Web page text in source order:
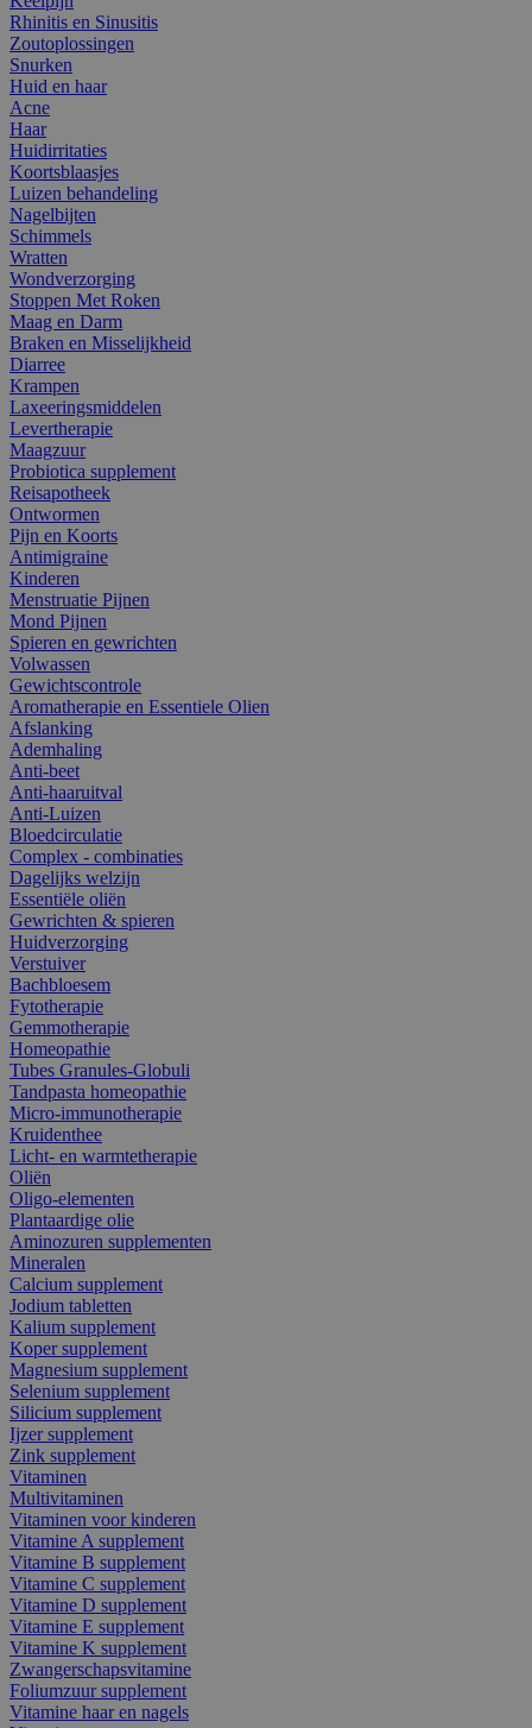
Rhinitis en Sinusitis
Zoutoplossingen
Snurken
Huid en haar
Acne
Haar
Huidirritaties
Koortsblaasjes
Luizen behandeling
Nagelbijten
Schimmels
Wratten
Wondverzorging
Stoppen Met Roken
Maag en Darm
Braken en Misselijkheid
Diarree
Krampen
Laxeeringsmiddelen
Levertherapie
Maagzuur
Probiotica supplement
Reisapotheek
Ontwormen
Pijn en Koorts
Antimigraine
Kinderen
Menstruatie Pijnen
Mond Pijnen
Spieren en gewrichten
Volwassen
Gewichtscontrole
Aromatherapie en Essentiele Olien
Afslanking
Ademhaling
Anti-beet
Anti-haaruitval
Anti-Luizen
Bloedcirculatie
Complex - combinaties
Dagelijks welzijn
Essentiële oliën
Gewrichten & spieren
Huidverzorging
Verstuiver
Bachbloesem
Fytotherapie
Gemmotherapie
Homeopathie
Tubes Granules-Globuli
Tandpasta homeopathie
Micro-immunotherapie
Kruidenthee
Licht- en warmtetherapie
Oliën
Oligo-elementen
Plantaardige olie
Aminozuren supplementen
Mineralen
Calcium supplement
Jodium tabletten
Kalium supplement
Koper supplement
Magnesium supplement
Selenium supplement
Silicium supplement
Ijzer supplement
Zink supplement
Vitaminen
Multivitaminen
Vitaminen voor kinderen
Vitamine A supplement
Vitamine B supplement
Vitamine C supplement
Vitamine D supplement
Vitamine E supplement
Vitamine K supplement
Zwangerschapsvitamine
Foliumzuur supplement
Vitamine haar en nagels